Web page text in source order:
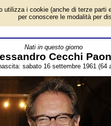
Paone - età - Almanacco
è la data di nascita, età, dove è
italiano. Breve biografia.
Nati in questo giorno
Cecchi
sabato 16 settembre 1961 (64
utilizza i cookie (anche di terze parti
per conoscere le modalità per